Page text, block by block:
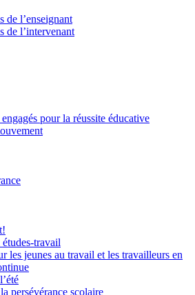
de l’enseignant
de l’intervenant
pour la réussite éducative
travail
les jeunes au travail et les travailleurs en
persévérance scolaire